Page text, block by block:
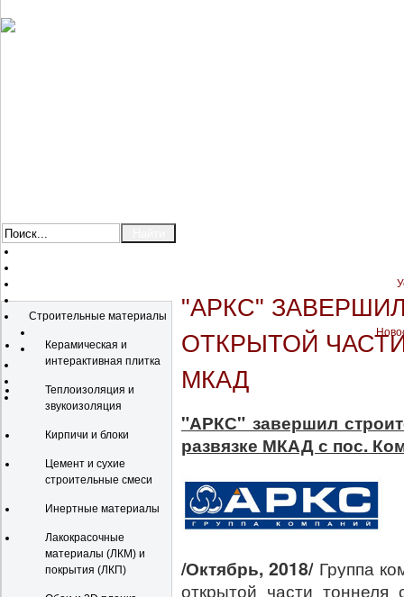
Строительные материалы
Керамическая и
интерактивная плитка
Теплоизоляция и
звукоизоляция
Кирпичи и блоки
Цемент и сухие
строительные смеси
Инертные материалы
Лакокрасочные
материалы (ЛКМ) и
покрытия (ЛКП)
"АРКС"
ОТКРЫТОЙ
МКАД
"АРКС" завершил
развязке МКАД с пос.
/Октябрь, 2018/ Группа
открытой части